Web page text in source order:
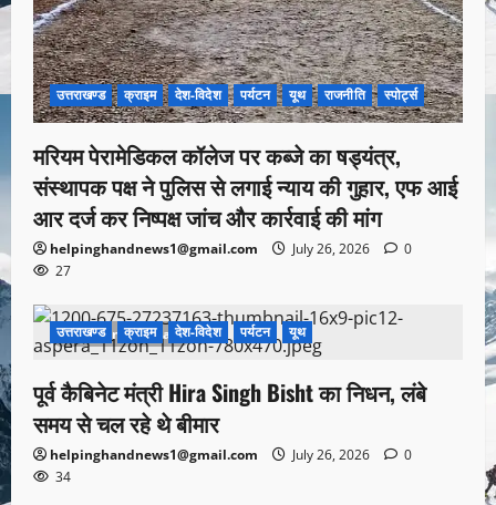
उत्तराखण्ड क्राइम देश-विदेश पर्यटन यूथ राजनीति स्पोर्ट्स
मरियम पेरामेडिकल कॉलेज पर कब्जे का षड्यंत्र,
संस्थापक पक्ष ने पुलिस से लगाई न्याय की गुहार, एफ आई
आर दर्ज कर निष्पक्ष जांच और कार्रवाई की मांग
helpinghandnews1@gmail.com July 26, 2026
0
27
1 minute read
उत्तराखण्ड क्राइम देश-विदेश पर्यटन यूथ
पूर्व कैबिनेट मंत्री Hira Singh Bisht का निधन, लंबे
समय से चल रहे थे बीमार
helpinghandnews1@gmail.com July 26, 2026
0
34